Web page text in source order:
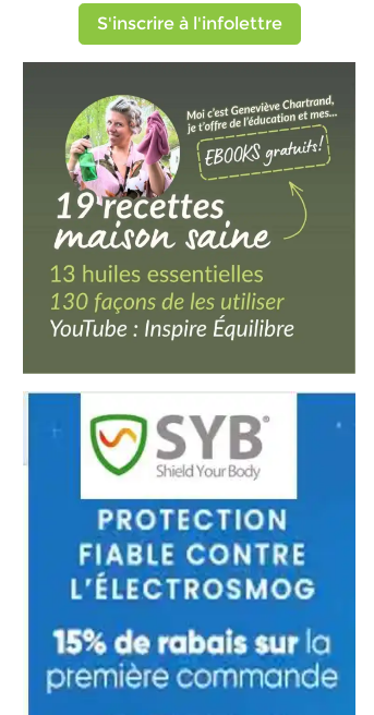
S'inscrire à l'infolettre